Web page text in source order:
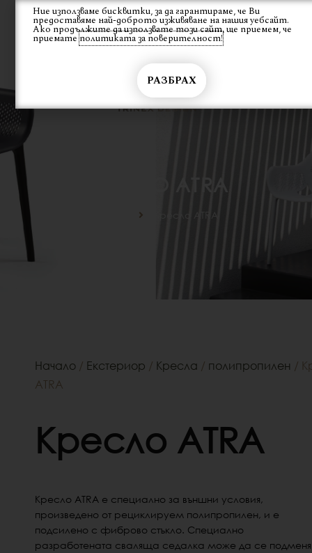
Вход
Начало / Екстериор / Кресла / полипропилен /
ATRA
Кресло ATRA
Кресло ATRA е специално за външни условия,
произведено от рециклируем полипропилен, и е
подсилено с фиброво стъкло. Специално
разработената сваляща седалка може да се подменя
Ние използваме бисквитки, за да гарантираме, че Ви
предоставяме най-доброто изживяване на нашия уебсайт.
Ако продължите да използвате този сайт, ще приемем, че
приематеполитиката за поверителност!
РАЗБРАХ